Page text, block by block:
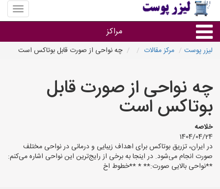
منوی
سایت
پوست
مراکز
استان ها
لیزر پوست مرکز مقالات چه نواحی از صورت قابل بوتاکس است
چه نواحی از صورت قابل
بوتاکس است
خلاصه
1404/04/24
در ایران، تزریق بوتاکس برای اهداف زیبایی و درمانی در نواحی مختلف
صورت انجام می‌شود. در اینجا به برخی از رایج‌ترین این نواحی اشاره می‌کنم:
**نواحی بالایی صورت:** * **خطوط اخ